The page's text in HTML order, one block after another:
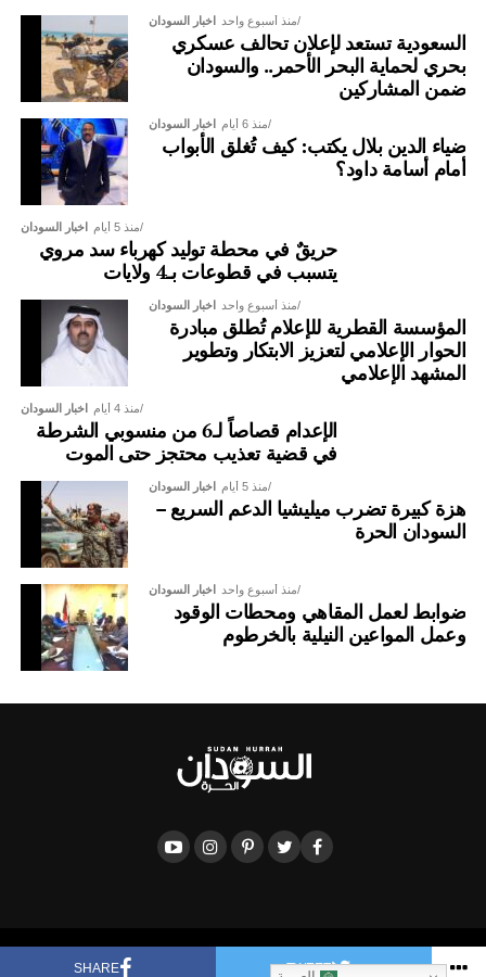
SHARE TWEET
اخبار السودان منذ أسبوع واحد
السعودية تستعد لإعلان تحالف عسكري
بحري لحماية البحر الأحمر.. والسودان
ضمن المشاركين
اخبار السودان منذ 6 أيام
ضياء الدين بلال يكتب: كيف تُغلق الأبواب
أمام أسامة داود؟
اخبار السودان منذ 5 أيام
حريقٌ في محطة توليد كهرباء سد مروي
يتسبب في قطوعات بـ4 ولايات
اخبار السودان منذ أسبوع واحد
المؤسسة القطرية للإعلام تُطلق مبادرة
الحوار الإعلامي لتعزيز الابتكار وتطوير
المشهد الإعلامي
اخبار السودان منذ 4 أيام
الإعدام قصاصاً لـ6 من منسوبي الشرطة
في قضية تعذيب محتجز حتى الموت
اخبار السودان منذ 5 أيام
هزة كبيرة تضرب ميليشيا الدعم السريع –
السودان الحرة
اخبار السودان منذ أسبوع واحد
ضوابط لعمل المقاهي ومحطات الوقود
وعمل المواعين النيلية بالخرطوم
Copyright © 2017 Sudan Hurra TV, powered by 0.